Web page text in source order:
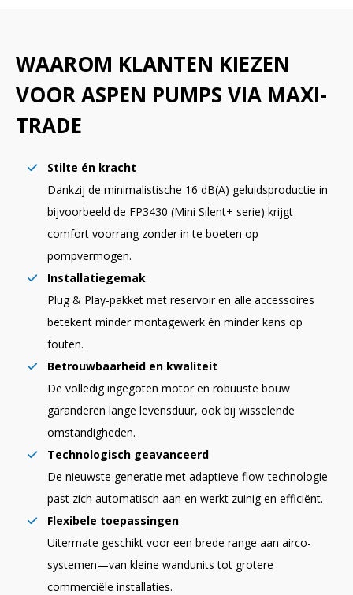
WAAROM KLANTEN KIEZEN
VOOR ASPEN PUMPS VIA MAXI-
TRADE
Stilte én kracht
Dankzij de minimalistische 16 dB(A) geluidsproductie in
bijvoorbeeld de FP3430 (Mini Silent+ serie) krijgt
comfort voorrang zonder in te boeten op
pompvermogen.
Installatiegemak
Plug & Play-pakket met reservoir en alle accessoires
betekent minder montagewerk én minder kans op
fouten.
Betrouwbaarheid en kwaliteit
De volledig ingegoten motor en robuuste bouw
garanderen lange levensduur, ook bij wisselende
omstandigheden.
Technologisch geavanceerd
De nieuwste generatie met adaptieve flow-technologie
past zich automatisch aan en werkt zuinig en efficiënt.
Flexibele toepassingen
Uitermate geschikt voor een brede range aan airco-
systemen—van kleine wandunits tot grotere
commerciële installaties.